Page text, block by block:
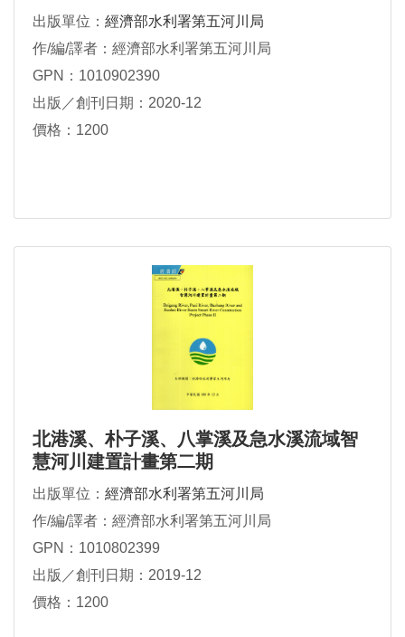
出版單位： 經濟部水利署第五河川局
作/編/譯者：經濟部水利署第五河川局
GPN：1010902390
出版／創刊日期：2020-12
價格：1200
北港溪、朴子溪、八掌溪及急水溪流域智
慧河川建置計畫第二期
出版單位： 經濟部水利署第五河川局
作/編/譯者：經濟部水利署第五河川局
GPN：1010802399
出版／創刊日期：2019-12
價格：1200